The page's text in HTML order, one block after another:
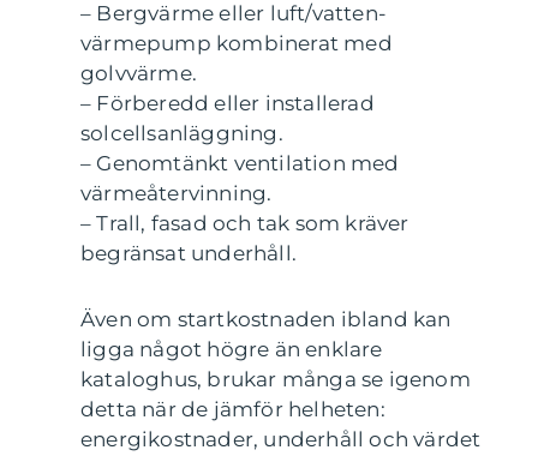
– Bergvärme eller luft/vatten-
värmepump kombinerat med
golvvärme.
– Förberedd eller installerad
solcellsanläggning.
– Genomtänkt ventilation med
värmeåtervinning.
– Trall, fasad och tak som kräver
begränsat underhåll.
Även om startkostnaden ibland kan
ligga något högre än enklare
kataloghus, brukar många se igenom
detta när de jämför helheten:
energikostnader, underhåll och värdet